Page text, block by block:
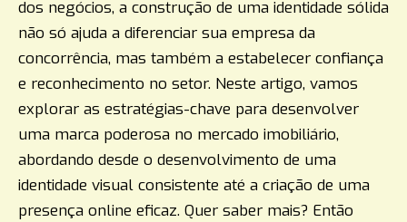
dos negócios, a construção de uma identidade sólida
não só ajuda a diferenciar sua empresa da
concorrência, mas também a estabelecer confiança
e reconhecimento no setor. Neste artigo, vamos
explorar as estratégias-chave para desenvolver
uma marca poderosa no mercado imobiliário,
abordando desde o desenvolvimento de uma
identidade visual consistente até a criação de uma
presença online eficaz. Quer saber mais? Então